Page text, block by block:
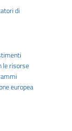
di
le risorse
europea